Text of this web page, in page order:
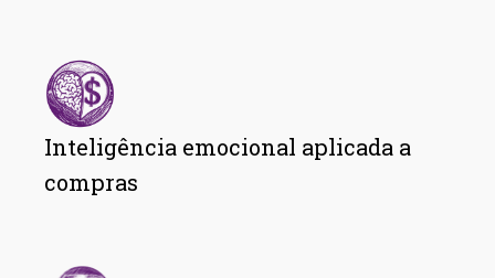
Inteligência emocional aplicada a
compras